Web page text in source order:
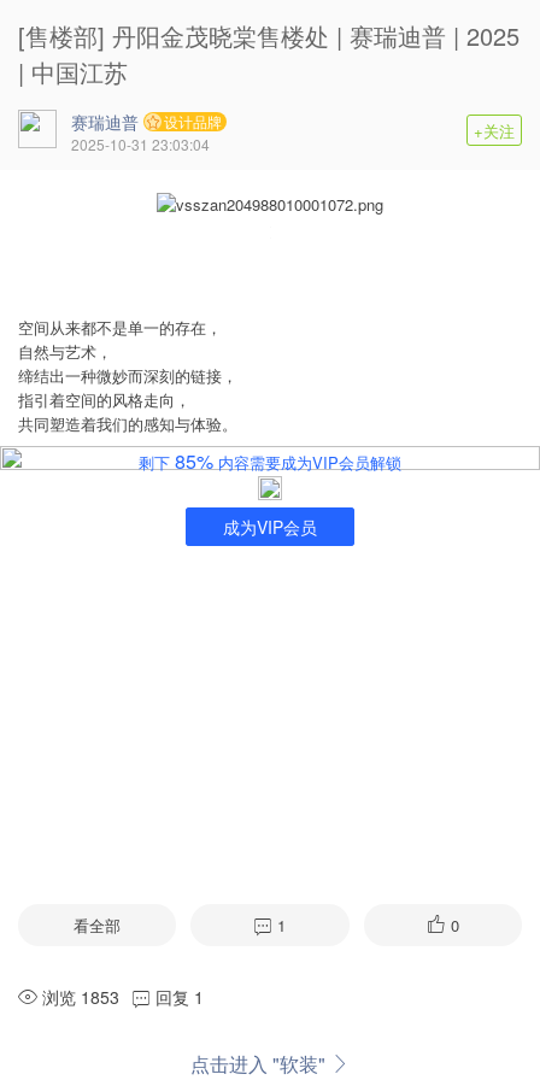
[售楼部] 丹阳金茂晓棠售楼处 | 赛瑞迪普 | 2025
| 中国江苏
赛瑞迪普
设计品牌
2025-10-31 23:03:04
+关注
空间从来都不是单一的存在，
自然与艺术，
缔结出一种微妙而深刻的链接，
指引着空间的风格走向，
共同塑造着我们的感知与体验。
剩下 85% 内容需要成为VIP会员解锁
成为VIP会员
看全部 1 0
浏览 1853 回复 1
点击进入 "软装"